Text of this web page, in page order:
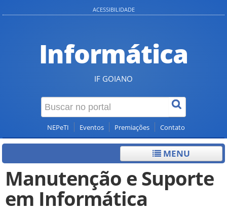
ACESSIBILIDADE
Informática
IF GOIANO
NEPeTI Eventos Premiações Contato
MENU
Manutenção e Suporte
em Informática